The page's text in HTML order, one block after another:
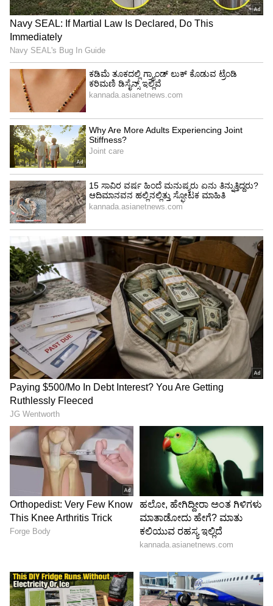
4
4
Image Credit :Asianet News
ವೃಶ್ಚಿಕ
ಗುರು ನಕ್ಷತ್ರದ ಸಂಚಾರವು ನಿಮ್ಮ ಅದೃಷ್ಟ ಮನೆಯಲ್ಲಿ
ಅಂದರೆ ಒಂಬತ್ತನೇ ಮನೆಯಲ್ಲಿ ಸಂಭವಿಸುತ್ತದೆ. ನಿಮಗೆ
ಅದೃಷ್ಟದ ಸಂಪೂರ್ಣ ಬೆಂಬಲ ಸಿಗುತ್ತದೆ. ಹಠಾತ್ ಆರ್ಥಿಕ
ಲಾಭದ ಸಾಧ್ಯತೆಯಿದೆ ಮತ್ತು ಹೂಡಿಕೆಯ ಮೂಲಕ ಉತ್ತಮ
ಹಣವನ್ನು ಗಳಿಸುವಲ್ಲಿ ನೀವು ಯಶಸ್ವಿಯಾಗುತ್ತೀರಿ. ವಿದೇಶಕ್ಕೆ
ಹೋಗುವ ನಿಮ್ಮ ಬಯಕೆ ಯಶಸ್ವಿಯಾಗುತ್ತದೆ ಮತ್ತು ಶಿಕ್ಷಣ
ಕ್ಷೇತ್ರದಲ್ಲಿ ಕೆಲವು ದೊಡ್ಡ ಯಶಸ್ಸನ್ನು ಸಾಧಿಸಬಹುದು.
LATEST VIDEOS
SH Sushma Hegde
ಸುವರ್ಣ ನ್ಯೂಸ್ ಸುದ್ದಿ ಮಾಧ್ಯಮದ ಡಿಜಿಟಲ್ ವಿಭಾಗದಲ್ಲಿ ಕಳೆದ
ಮೂರು ವರ್ಷಗಳಿಂದ ಕೆಲಸ ಮಾಡುತ್ತಿದ್ದೇನೆ. ದೃಶ್ಯ ಮಾಧ್ಯಮ,